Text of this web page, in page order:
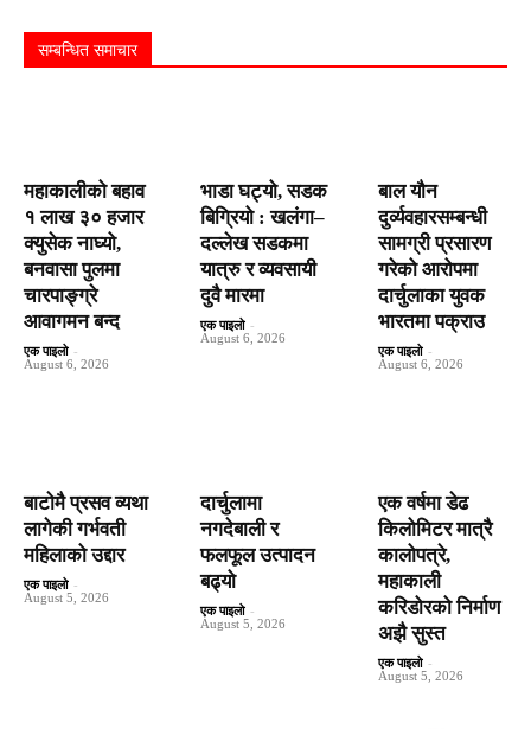
सम्बन्धित समाचार
महाकालीको बहाव
१ लाख ३० हजार
क्युसेक नाघ्यो,
बनवासा पुलमा
चारपाङ्ग्रे
आवागमन बन्द
एक पाइलो -
August 6, 2026
भाडा घट्यो, सडक
बिग्रियो : खलंगा–
दल्लेख सडकमा
यात्रु र व्यवसायी
दुवै मारमा
एक पाइलो -
August 6, 2026
बाल यौन
दुर्व्यवहारसम्बन्धी
सामग्री प्रसारण
गरेको आरोपमा
दार्चुलाका युवक
भारतमा पक्राउ
एक पाइलो -
August 6, 2026
बाटाेमै प्रसव व्यथा
लागेकी गर्भवती
महिलाको उद्दार
एक पाइलो -
August 5, 2026
दार्चुलामा
नगदेबाली र
फलफूल उत्पादन
बढ्यो
एक पाइलो -
August 5, 2026
एक वर्षमा डेढ
किलोमिटर मात्रै
कालोपत्रे,
महाकाली
करिडोरको निर्माण
अझै सुस्त
एक पाइलो -
August 5, 2026